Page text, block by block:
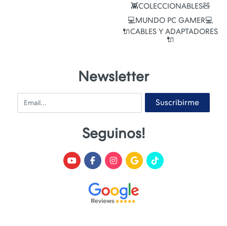
👾COLECCIONABLES🧸
💻MUNDO PC GAMER💻
🔌CABLES Y ADAPTADORES
🔌
Newsletter
Email Suscribirme
Seguinos!